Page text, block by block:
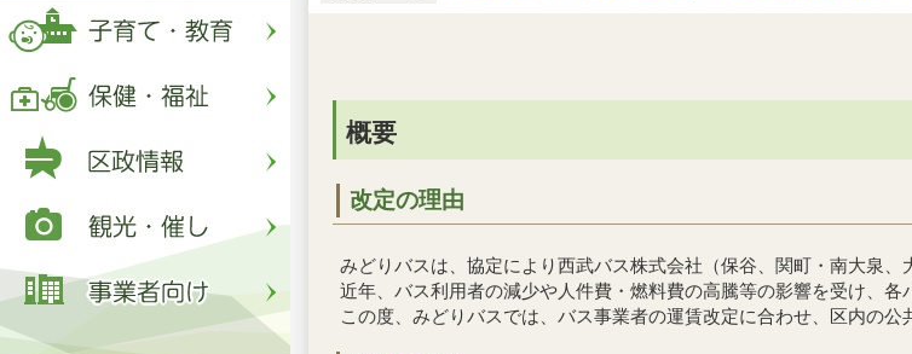
概要
改定の理由
みどりバスは、協定により西武バス株式会社（保谷、関町・南大泉
近年、バス利用者の減少や人件費・燃料費の高騰等の影響を受け、各
この度、みどりバスでは、バス事業者の運賃改定に合わせ、区内の公